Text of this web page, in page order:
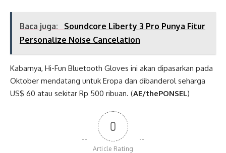
Baca juga:
Soundcore Liberty 3 Pro Punya Fitur
Personalize Noise Cancelation
Kabarnya, Hi-Fun Bluetooth Gloves ini akan dipasarkan pada
Oktober mendatang untuk Eropa dan dibanderol seharga
US$ 60 atau sekitar Rp 500 ribuan. (AE/thePONSEL)
0
Article Rating